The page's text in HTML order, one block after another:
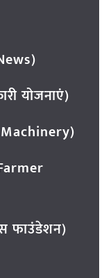
योजनाएं)
फाउंडेशन)